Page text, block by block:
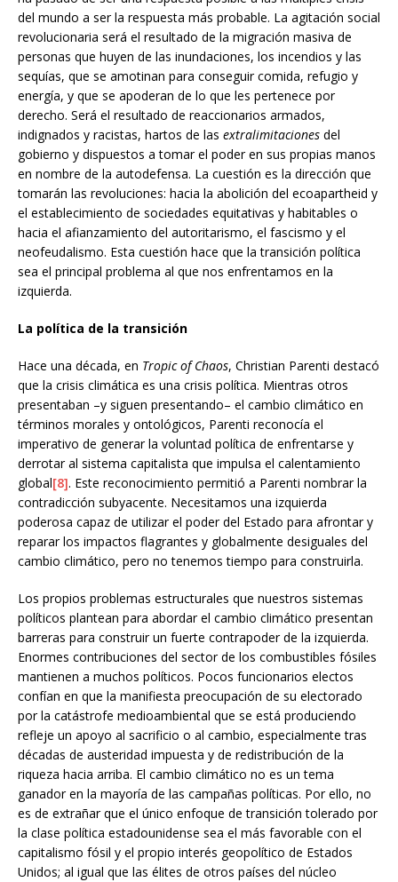
del mundo a ser la respuesta más probable. La agitación social
revolucionaria será el resultado de la migración masiva de
personas que huyen de las inundaciones, los incendios y las
sequías, que se amotinan para conseguir comida, refugio y
energía, y que se apoderan de lo que les pertenece por
derecho. Será el resultado de reaccionarios armados,
indignados y racistas, hartos de las extralimitaciones del
gobierno y dispuestos a tomar el poder en sus propias manos
en nombre de la autodefensa. La cuestión es la dirección que
tomarán las revoluciones: hacia la abolición del ecoapartheid y
el establecimiento de sociedades equitativas y habitables o
hacia el afianzamiento del autoritarismo, el fascismo y el
neofeudalismo. Esta cuestión hace que la transición política
sea el principal problema al que nos enfrentamos en la
izquierda.
La política de la transición
Hace una década, en Tropic of Chaos, Christian Parenti destacó
que la crisis climática es una crisis política. Mientras otros
presentaban –y siguen presentando– el cambio climático en
términos morales y ontológicos, Parenti reconocía el
imperativo de generar la voluntad política de enfrentarse y
derrotar al sistema capitalista que impulsa el calentamiento
global[8]. Este reconocimiento permitió a Parenti nombrar la
contradicción subyacente. Necesitamos una izquierda
poderosa capaz de utilizar el poder del Estado para afrontar y
reparar los impactos flagrantes y globalmente desiguales del
cambio climático, pero no tenemos tiempo para construirla.
Los propios problemas estructurales que nuestros sistemas
políticos plantean para abordar el cambio climático presentan
barreras para construir un fuerte contrapoder de la izquierda.
Enormes contribuciones del sector de los combustibles fósiles
mantienen a muchos políticos. Pocos funcionarios electos
confían en que la manifiesta preocupación de su electorado
por la catástrofe medioambiental que se está produciendo
refleje un apoyo al sacrificio o al cambio, especialmente tras
décadas de austeridad impuesta y de redistribución de la
riqueza hacia arriba. El cambio climático no es un tema
ganador en la mayoría de las campañas políticas. Por ello, no
es de extrañar que el único enfoque de transición tolerado por
la clase política estadounidense sea el más favorable con el
capitalismo fósil y el propio interés geopolítico de Estados
Unidos; al igual que las élites de otros países del núcleo